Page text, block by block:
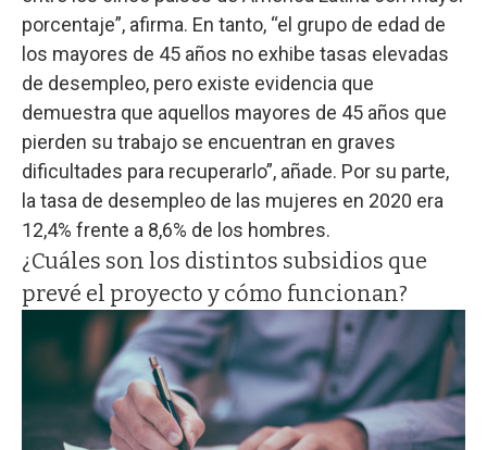
porcentaje”, afirma. En tanto, “el grupo de edad de
los mayores de 45 años no exhibe tasas elevadas
de desempleo, pero existe evidencia que
demuestra que aquellos mayores de 45 años que
pierden su trabajo se encuentran en graves
dificultades para recuperarlo”, añade. Por su parte,
la tasa de desempleo de las mujeres en 2020 era
12,4% frente a 8,6% de los hombres.
¿Cuáles son los distintos subsidios que
prevé el proyecto y cómo funcionan?